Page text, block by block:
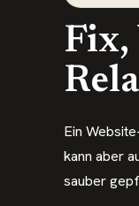
Fix,
Ein
kann aber
sauber